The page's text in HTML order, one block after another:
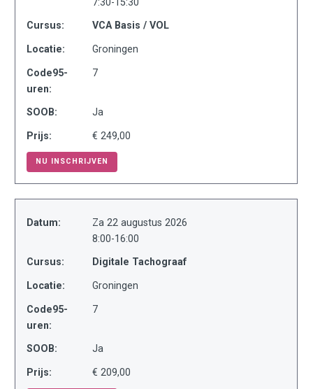
Cursus: VCA Basis / VOL
Locatie: Groningen
Code95-
uren:
7
SOOB: Ja
Prijs: € 249,00
NU INSCHRIJVEN
Datum:
Za 22 augustus 2026
8:00-16:00
Cursus: Digitale Tachograaf
Locatie: Groningen
Code95-
uren:
7
SOOB: Ja
Prijs: € 209,00